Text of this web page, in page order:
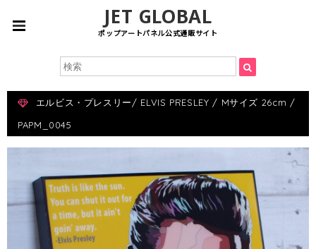
JET GLOBAL
ポップアートパネル公式通販サイト
エルビス・プレスリー/ ELVIS PRESLEY / Mサイズ 26cm /
PAPM_0045